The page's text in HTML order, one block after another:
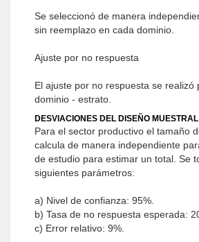
Se seleccionó de manera
sin reemplazo en cada dominio.
Ajuste por no respuesta
El ajuste por no respuesta se realizó
dominio - estrato.
DESVIACIONES DEL DISEÑO MUESTRAL
Para el sector productivo el tamaño
calcula de manera independiente
de estudio para estimar un total. Se
siguientes parámetros:
a) Nivel de confianza: 95%.
b) Tasa de no respuesta esperada:
c) Error relativo: 9%.